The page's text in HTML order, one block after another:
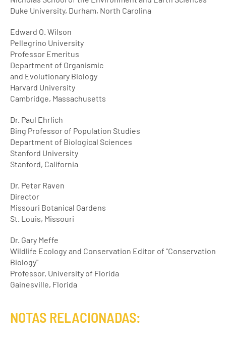
Duke University, Durham, North Carolina
Edward O. Wilson
Pellegrino University
Professor Emeritus
Department of Organismic
and Evolutionary Biology
Harvard University
Cambridge, Massachusetts
Dr. Paul Ehrlich
Bing Professor of Population Studies
Department of Biological Sciences
Stanford University
Stanford, California
Dr. Peter Raven
Director
Missouri Botanical Gardens
St. Louis, Missouri
Dr. Gary Meffe
Wildlife Ecology and Conservation Editor of "Conservation
Biology"
Professor, University of Florida
Gainesville, Florida
NOTAS RELACIONADAS: